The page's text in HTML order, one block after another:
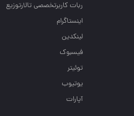
ربات کاربرتخصصی تالارتوزیع
اینستاگرام
لینکدین
فیسبوک
توئیتر
یوتیوب
آپارات